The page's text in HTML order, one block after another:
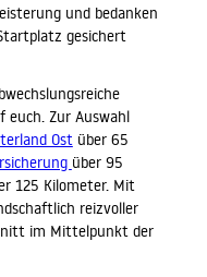
und bedanken
gesichert
euch. Zur Auswahl
Ostüber 65
über 95
125 Kilometer. Mit
reizvoller
im Mittelpunkt der